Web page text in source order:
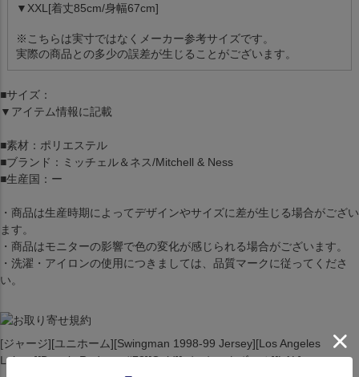
▼XXL[着丈85cm/身幅67cm]
※こちらは実寸ではなくメーカー参考サイズです。
実際の商品との多少の誤差が生じることがございます。
■サイズ：
▼アイテム情報に記載
■素材：ポリエステル
■ブランド：ミッチェル＆ネス/Mitchell & Ness
■生産国：ー
・商品は生産時期によってデザインやサイズに差が生じる場合がござい
ます。
・商品はモニターの影響で色の変化が感じられる場合がございます。
・洗濯・アイロンの使用につきましては、品質マークに従ってくださ
い。
[ジャージ][ユニホーム][Swingman 1998-99 Jersey][Los Angeles
Lakers][Dennis Rodman #73][Gold][バスケットボール][LAL]